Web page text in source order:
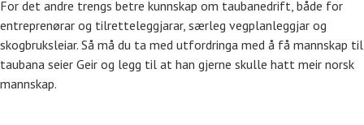
For det andre trengs betre kunnskap om taubanedrift, både for
entreprenørar og tilretteleggjarar, særleg vegplanleggjar og
skogbruksleiar. Så må du ta med utfordringa med å få mannskap til
taubana seier Geir og legg til at han gjerne skulle hatt meir norsk
mannskap.